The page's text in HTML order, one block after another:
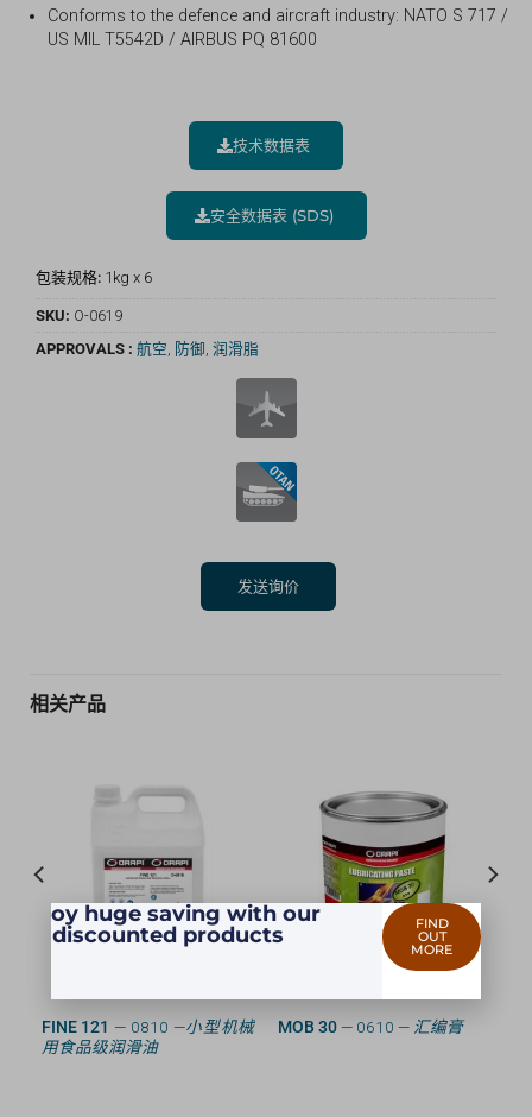
Conforms to the defence and aircraft industry: NATO S 717 /
US MIL T5542D / AIRBUS PQ 81600
技术数据表
安全数据表 (SDS)
包装规格: 1kg x 6
SKU: O-0619
APPROVALS : 航空, 防御, 润滑脂
发送询价
相关产品
FINE 121 — 0810 —小型机械
用食品级润滑油
MOB 30— 0610 — 汇编膏
Enjoy huge saving with our
discounted products
FIND
OUT
MORE